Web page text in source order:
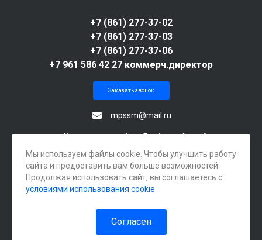
mpssm@mail.ru
+7 (861) 277-37-02
+7 (861) 277-37-03
+7 (861) 277-37-06
+7 961 586 42 27 коммерч.директор
г. Краснодар, посёлок Берёзовый, ул. Археолога
Веселовского, 105А
Заказать звонок
Мы используем файлы cookie. Чтобы улучшить работу
сайта и предоставить вам больше возможностей.
Продолжая использовать сайт, вы соглашаетесь с
условиями использования cookie
Согласен